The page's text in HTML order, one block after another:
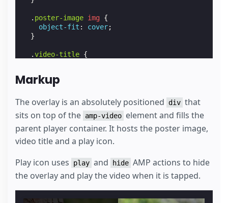
. poster-image img {
object-fit : cover;
}
.video-title {
top: 0;
:
font-size: 1.3em;
background-color
,
color: #fafafa ;
margin: 0px;
}
.play-icon {
position
absolute;
Markup
The overlay is an absolutely positioned div that
sits on top of the amp-video element and fills the
parent player container. It hosts the poster image,
video title and a play icon.
Play icon uses
play and hide AMP actions to hide
the overlay and play the video when it is tapped.